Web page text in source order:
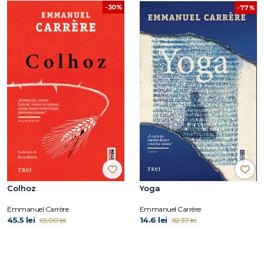
-30%
Colhoz
Emmanuel Carrère
45.5 lei 65.00 lei
-77%
Yoga
Emmanuel Carrère
14.6 lei 62.37 lei